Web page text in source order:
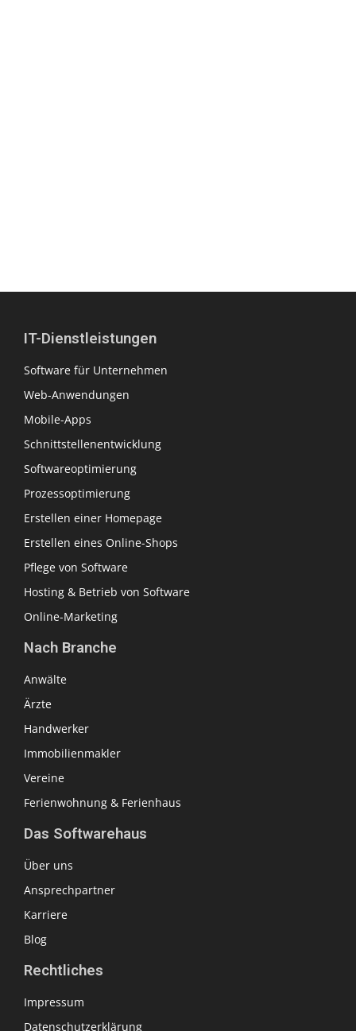
IT-Dienstleistungen
Software für Unternehmen
Web-Anwendungen
Mobile-Apps
Schnittstellenentwicklung
Softwareoptimierung
Prozessoptimierung
Erstellen einer Homepage
Erstellen eines Online-Shops
Pflege von Software
Hosting & Betrieb von Software
Online-Marketing
Nach Branche
Anwälte
Ärzte
Handwerker
Immobilienmakler
Vereine
Ferienwohnung & Ferienhaus
Das Softwarehaus
Über uns
Ansprechpartner
Karriere
Blog
Rechtliches
Impressum
Datenschutzerklärung